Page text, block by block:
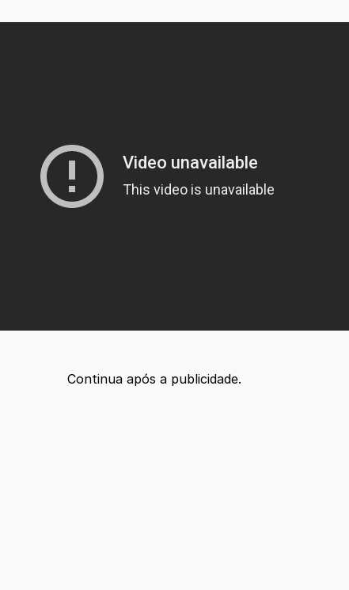
Continua após a publicidade.